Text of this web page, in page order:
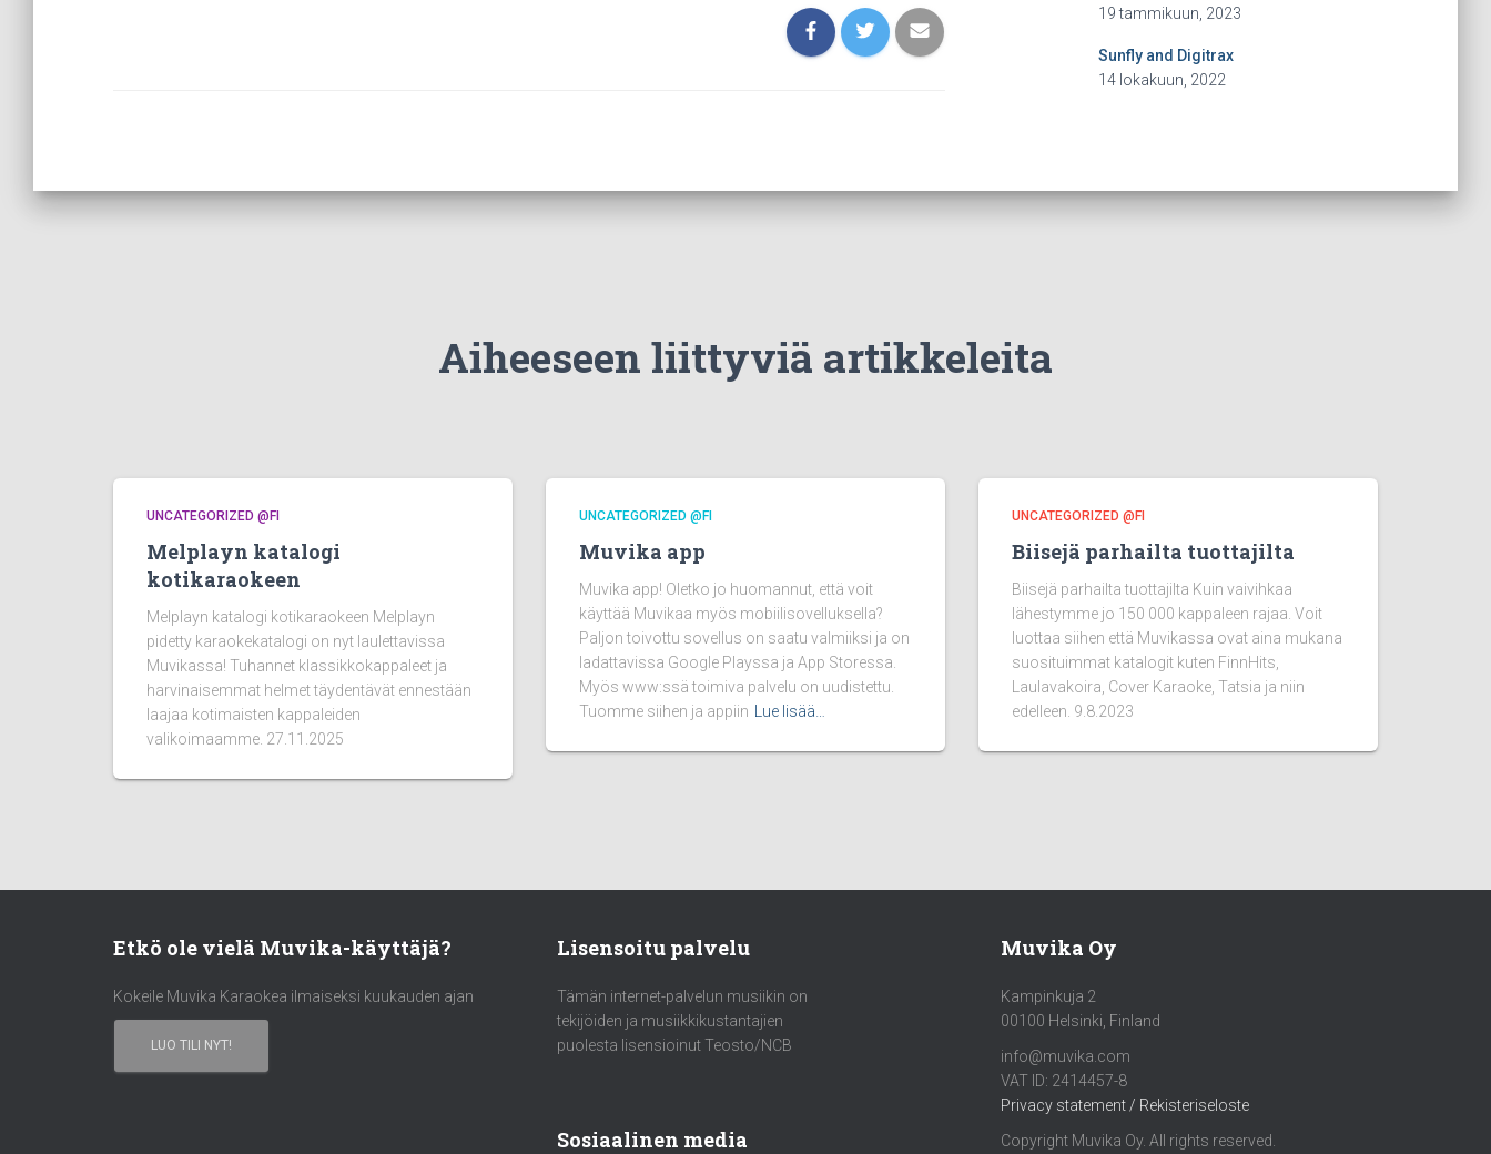
19 tammikuun, 2023
Sunfly and Digitrax
14 lokakuun, 2022
Aiheeseen liittyviä artikkeleita
UNCATEGORIZED @FI
Melplayn katalogi
kotikaraokeen
Melplayn katalogi kotikaraokeen Melplayn
pidetty karaokekatalogi on nyt laulettavissa
Muvikassa! Tuhannet klassikkokappaleet ja
harvinaisemmat helmet täydentävät ennestään
laajaa kotimaisten kappaleiden
valikoimaamme. 27.11.2025
UNCATEGORIZED @FI
Muvika app
Muvika app! Oletko jo huomannut, että voit
käyttää Muvikaa myös mobiilisovelluksella?
Paljon toivottu sovellus on saatu valmiiksi ja on
ladattavissa Google Playssa ja App Storessa.
Myös www:ssä toimiva palvelu on uudistettu.
Tuomme siihen ja appiin
Lue lisää…
UNCATEGORIZED @FI
Biisejä parhailta tuottajilta
Biisejä parhailta tuottajilta Kuin vaivihkaa
lähestymme jo 150 000 kappaleen rajaa. Voit
luottaa siihen että Muvikassa ovat aina mukana
suosituimmat katalogit kuten FinnHits,
Laulavakoira, Cover Karaoke, Tatsia ja niin
edelleen. 9.8.2023
Etkö ole vielä Muvika-käyttäjä?
Kokeile Muvika Karaokea ilmaiseksi kuukauden ajan
LUO TILI NYT!
Lisensoitu palvelu
Tämän internet-palvelun musiikin on
tekijöiden ja musiikkikustantajien
puolesta lisensioinut Teosto/NCB
Sosiaalinen media
Muvika Oy
Kampinkuja 2
00100 Helsinki, Finland
info@muvika.com
VAT ID: 2414457-8
Privacy statement / Rekisteriseloste
Copyright Muvika Oy. All rights reserved.